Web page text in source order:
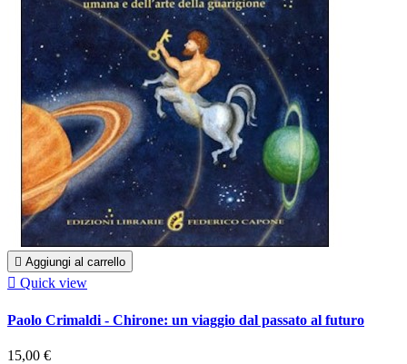
 Aggiungi al carrello
 Quick view
Paolo Crimaldi - Chirone: un viaggio dal passato al futuro
15,00 €